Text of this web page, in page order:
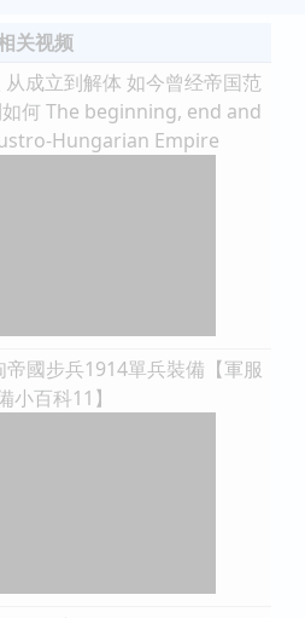
关视频
成立到解体 如今曾经帝国范
何 The beginning, end and
Hungarian Empire
國步兵1914單兵裝備【軍服
小百科11】